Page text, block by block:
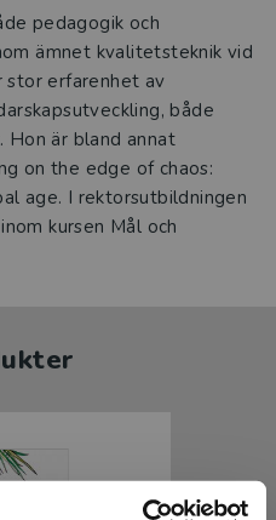
pedagogik och
ämnet kvalitetsteknik vid
erfarenhet av
både
är bland annat
on the edge of chaos:
age. I rektorsutbildningen
kursen Mål och